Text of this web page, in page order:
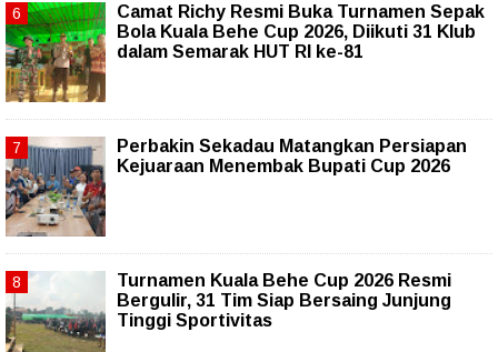
Camat Richy Resmi Buka Turnamen Sepak
Bola Kuala Behe Cup 2026, Diikuti 31 Klub
dalam Semarak HUT RI ke-81
Perbakin Sekadau Matangkan Persiapan
Kejuaraan Menembak Bupati Cup 2026
Turnamen Kuala Behe Cup 2026 Resmi
Bergulir, 31 Tim Siap Bersaing Junjung
Tinggi Sportivitas